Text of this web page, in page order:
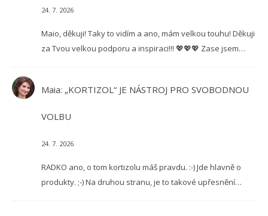
24. 7. 2026
Maio, děkuji! Taky to vidím a ano, mám velkou touhu! Děkuji
za Tvou velkou podporu a inspiraci!!! 💖💖💖 Zase jsem…
Maia: „KORTIZOL“ JE NÁSTROJ PRO SVOBODNOU
VOLBU
24. 7. 2026
RADKO ano, o tom kortizolu máš pravdu. :-) Jde hlavně o
produkty. ;-) Na druhou stranu, je to takové upřesnění…